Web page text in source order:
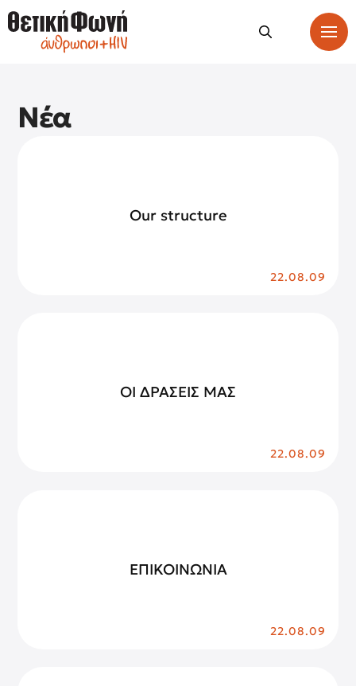
Νέα
Our structure
22.08.09
ΟΙ ΔΡΑΣΕΙΣ ΜΑΣ
22.08.09
ΕΠΙΚΟΙΝΩΝΙΑ
22.08.09